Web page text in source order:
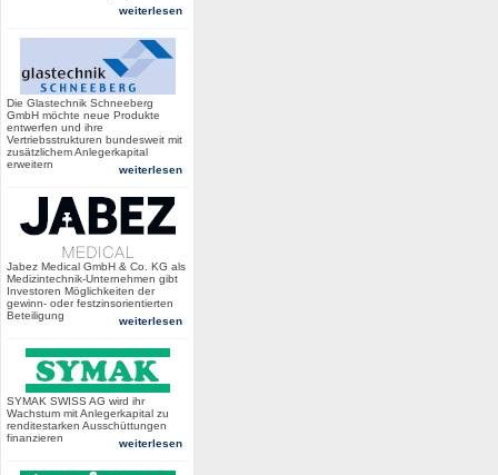
weiterlesen
Die Glastechnik Schneeberg
GmbH möchte neue Produkte
entwerfen und ihre
Vertriebsstrukturen bundesweit mit
zusätzlichem Anlegerkapital
erweitern
weiterlesen
Jabez Medical GmbH & Co. KG als
Medizintechnik-Unternehmen gibt
Investoren Möglichkeiten der
gewinn- oder festzinsorientierten
Beteiligung
weiterlesen
SYMAK SWISS AG wird ihr
Wachstum mit Anlegerkapital zu
renditestarken Ausschüttungen
finanzieren
weiterlesen